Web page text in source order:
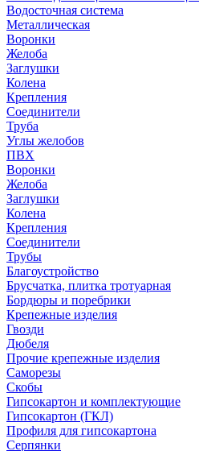
Водосточная система
Металлическая
Воронки
Желоба
Заглушки
Колена
Крепления
Соединители
Труба
Углы желобов
ПВХ
Воронки
Желоба
Заглушки
Колена
Крепления
Соединители
Трубы
Благоустройство
Брусчатка, плитка тротуарная
Бордюры и поребрики
Крепежные изделия
Гвозди
Дюбеля
Прочие крепежные изделия
Саморезы
Скобы
Гипсокартон и комплектующие
Гипсокартон (ГКЛ)
Профиля для гипсокартона
Серпянки